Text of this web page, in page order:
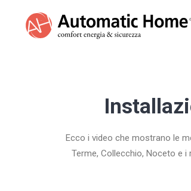
Ecco i video che mostrano le
Terme, Collecchio, Noceto e